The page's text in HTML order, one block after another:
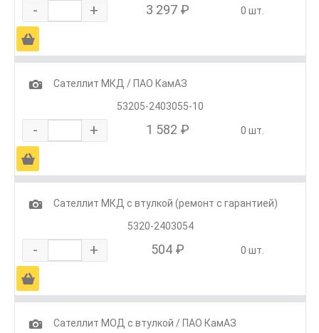
- + 3 297 ₽ 0 шт.
Ä
1
Сателлит МКД / ПАО КамАЗ
53205-2403055-10
- + 1 582 ₽ 0 шт.
Ä
1
Сателлит МКД с втулкой (ремонт с гарантией)
5320-2403054
- + 504 ₽ 0 шт.
Ä
1
Сателлит МОД с втулкой / ПАО КамАЗ